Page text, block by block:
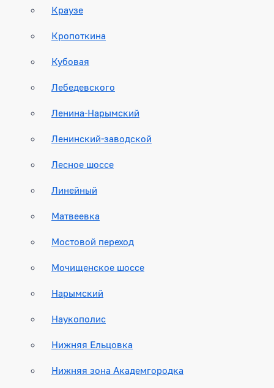
Краузе
Кропоткина
Кубовая
Лебедевского
Ленина-Нарымский
Ленинский-заводской
Лесное шоссе
Линейный
Матвеевка
Мостовой переход
Мочищенское шоссе
Нарымский
Наукополис
Нижняя Ельцовка
Нижняя зона Академгородка